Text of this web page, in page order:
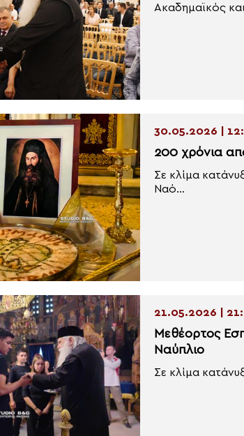
Ακαδημαϊκός
30.05.2026 |
200 χρόνια
Σε κλίμα
Ναό...
21.05.2026 |
Μεθέορτος
Ναύπλιο
Σε κλίμα